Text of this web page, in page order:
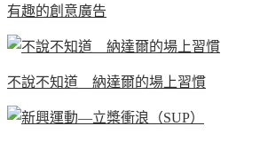
有趣的創意廣告
不說不知道 納達爾的場上習慣